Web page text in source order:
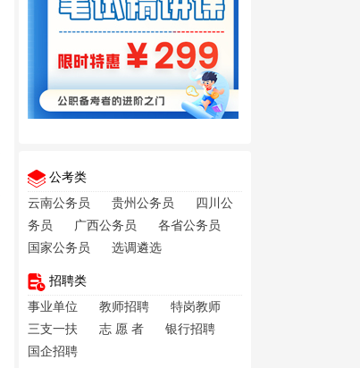
公考类
云南公务员
贵州公务员
四川公
务员
广西公务员
各省公务员
国家公务员
选调遴选
招聘类
事业单位
教师招聘
特岗教师
三支一扶
志 愿 者
银行招聘
国企招聘